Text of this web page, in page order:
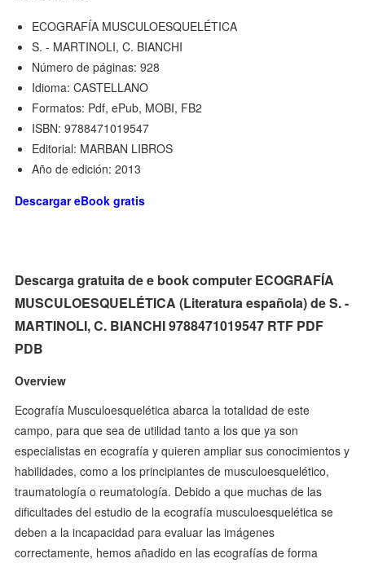
ECOGRAFÍA MUSCULOESQUELÉTICA
S. - MARTINOLI, C. BIANCHI
Número de páginas: 928
Idioma: CASTELLANO
Formatos: Pdf, ePub, MOBI, FB2
ISBN: 9788471019547
Editorial: MARBAN LIBROS
Año de edición: 2013
Descargar eBook gratis
Descarga gratuita de e book computer ECOGRAFÍA
MUSCULOESQUELÉTICA (Literatura española) de S. -
MARTINOLI, C. BIANCHI 9788471019547 RTF PDF
PDB
Overview
Ecografía Musculoesquelética abarca la totalidad de este
campo, para que sea de utilidad tanto a los que ya son
especialistas en ecografía y quieren ampliar sus conocimientos y
habilidades, como a los principiantes de musculoesquelético,
traumatología o reumatología. Debido a que muchas de las
dificultades del estudio de la ecografía musculoesquelética se
deben a la incapacidad para evaluar las imágenes
correctamente, hemos añadido en las ecografías de forma